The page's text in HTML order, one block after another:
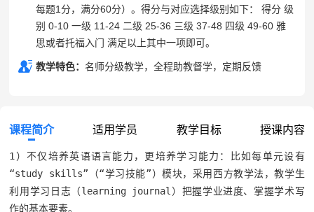
每题1分，满分60分）。得分与对应选择级别如下： 得分 级
别 0-10 一级 11-24 二级 25-36 三级 37-48 四级 49-60 雅
思或者托福入门 满足以上其中一项即可。
教学特色： 名师分级教学，全程助教督学，定期反馈
课程简介 适用学员 教学目标 授课内容
1）不仅培养英语语言能力，更培养学习能力：比如每单元设有
“study skills”（“学习技能”）模块，采用西方教学法，教学生
利用学习日志（learning journal）把握学业进度、掌握学术写
作的基本要素。